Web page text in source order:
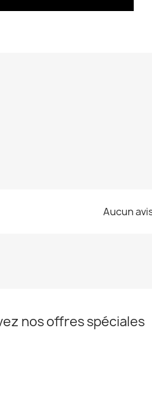
Aucun
nos offres spéciales